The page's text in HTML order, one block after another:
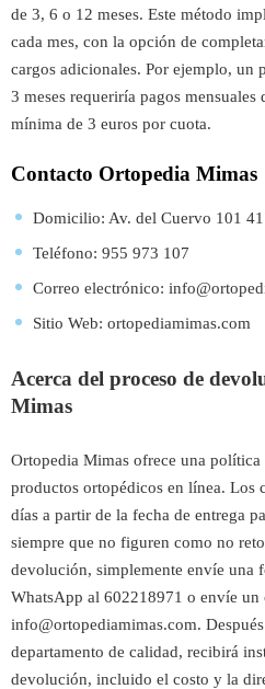
de 3, 6 o 12 meses. Este método
cada mes, con la opción de
cargos adicionales. Por ejemplo, un
3 meses requeriría pagos
mínima de 3 euros por cuota.
Contacto Ortopedia Mimas
Domicilio: Av. del Cuervo 101
Teléfono: 955 973 107
Correo electrónico: info@
Sitio Web: ortopediamimas.com
Acerca del proceso de
Mimas
Ortopedia Mimas ofrece una
productos ortopédicos en línea. Los
días a partir de la fecha de entrega
siempre que no figuren como no
devolución, simplemente envíe una
WhatsApp al 602218971 o envíe un
info@ortopediamimas.com.
departamento de calidad, recibirá
devolución, incluido el costo y la